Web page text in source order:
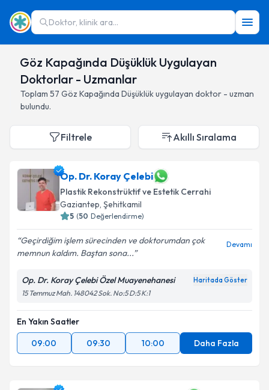
Doktor, klinik ara...
Göz Kapağında Düşüklük Uygulayan
Doktorlar - Uzmanlar
Toplam 57 Göz Kapağında Düşüklükuygulayan doktor - uzman
bulundu.
Filtrele Akıllı Sıralama
Op. Dr. Koray Çelebi
Plastik Rekonstrüktif ve Estetik Cerrahi
Gaziantep, Şehitkamil
5 (50 Değerlendirme)
Geçirdiğim işlem sürecinden ve doktorumdan çok
memnun kaldım. Baştan sona...
Devamı
Op. Dr. Koray Çelebi Özel Muayenehanesi Haritada Göster
15 Temmuz Mah. 148042 Sok. No:5 D:5 K:1
En Yakın Saatler
09:00
09:30 10:00 Daha Fazla